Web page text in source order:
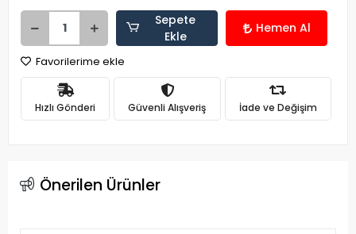
Sepete
Ekle
Hemen Al
Favorilerime ekle
Hızlı Gönderi Güvenli Alışveriş İade ve Değişim
Önerilen Ürünler